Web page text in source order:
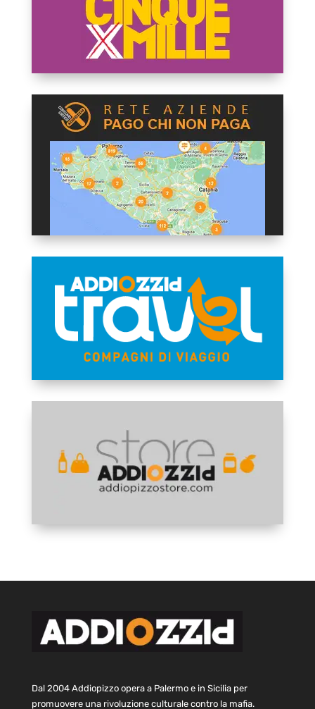
Dal 2004 Addiopizzo opera a Palermo e in Sicilia per
promuovere una rivoluzione culturale contro la mafia.